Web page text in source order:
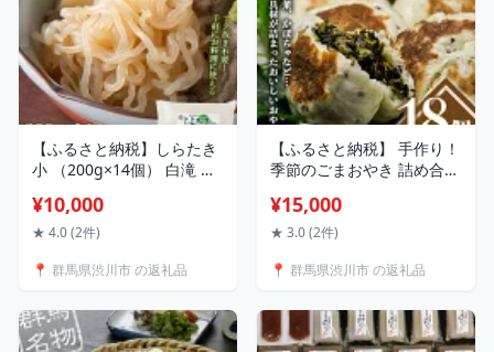
【ふるさと納税】しらたき
小 （200g×14個） 白滝 糸
つまみ おでん 低糖質 低糖
質麺 群馬 渋川市 F4H-0764
¥10,000
★ 4.0 (2件)
📍 群馬県渋川市 の返礼品
【ふるさと納税】 手作り！
季節のごまおやき 詰め合わ
せ おやき やきもち 菓子 お
やつ 食品 F4H-0071
¥15,000
★ 3.0 (2件)
📍 群馬県渋川市 の返礼品